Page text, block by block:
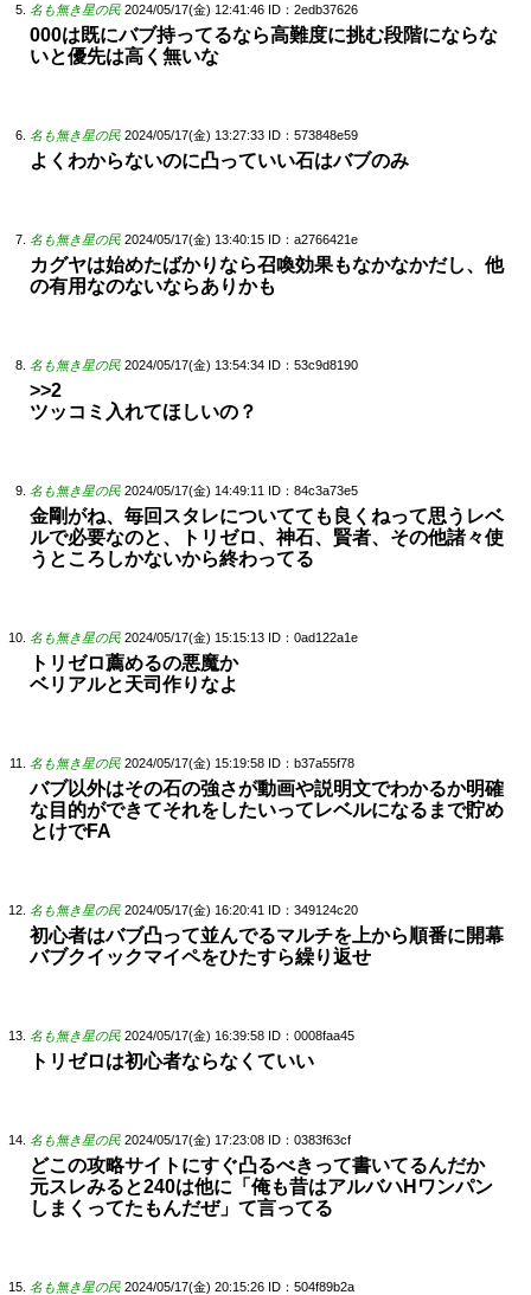
名も無き星の民 2024/05/17(金) 12:41:46 ID：2edb37626
000は既にバブ持ってるなら高難度に挑む段階にならな
いと優先は高く無いな
名も無き星の民 2024/05/17(金) 13:27:33 ID：573848e59
よくわからないのに凸っていい石はバブのみ
名も無き星の民 2024/05/17(金) 13:40:15 ID：a2766421e
カグヤは始めたばかりなら召喚効果もなかなかだし、他
の有用なのないならありかも
名も無き星の民 2024/05/17(金) 13:54:34 ID：53c9d8190
>>2
ツッコミ入れてほしいの？
名も無き星の民 2024/05/17(金) 14:49:11 ID：84c3a73e5
金剛がね、毎回スタレについてても良くねって思うレベ
ルで必要なのと、トリゼロ、神石、賢者、その他諸々使
うところしかないから終わってる
名も無き星の民 2024/05/17(金) 15:15:13 ID：0ad122a1e
トリゼロ薦めるの悪魔か
ベリアルと天司作りなよ
名も無き星の民 2024/05/17(金) 15:19:58 ID：b37a55f78
バブ以外はその石の強さが動画や説明文でわかるか明確
な目的ができてそれをしたいってレベルになるまで貯め
とけでFA
名も無き星の民 2024/05/17(金) 16:20:41 ID：349124c20
初心者はバブ凸って並んでるマルチを上から順番に開幕
バブクイックマイペをひたすら繰り返せ
名も無き星の民 2024/05/17(金) 16:39:58 ID：0008faa45
トリゼロは初心者ならなくていい
名も無き星の民 2024/05/17(金) 17:23:08 ID：0383f63cf
どこの攻略サイトにすぐ凸るべきって書いてるんだか
元スレみると240は他に「俺も昔はアルバハHワンパン
しまくってたもんだぜ」て言ってる
名も無き星の民 2024/05/17(金) 20:15:26 ID：504f89b2a